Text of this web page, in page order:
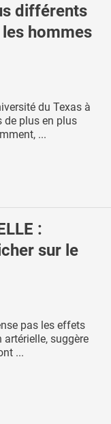
différents
hommes
du Texas à
de plus en plus
...
:
sur le
pas les effets
suggère
...